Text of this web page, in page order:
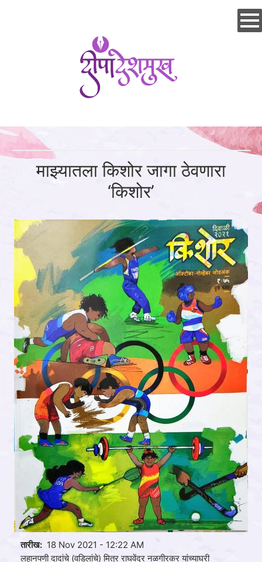
माझ्यातला किशोर जागा ठेवणारा
‘किशोर’
तारीख 18 Nov 2021 - 12:22 AM
लहानपणी दादांचे (वडिलांचे) मित्र राघवेंद्र नळगीरकर यांच्याघरी